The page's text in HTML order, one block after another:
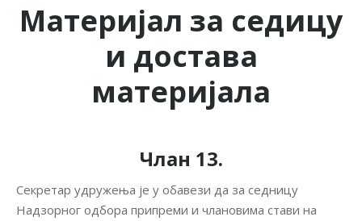
Материјал за седицу
и достава
материјала
Члан 13.
Секретар удружења је у обавези да за седницу
Надзорног одбора припреми и члановима стави на